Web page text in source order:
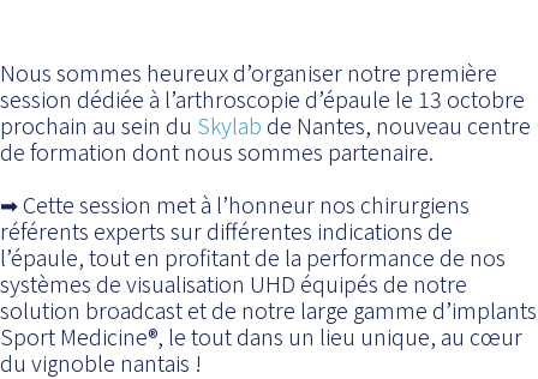
Nous sommes heureux d’organiser notre première
session dédiée à l’arthroscopie d’épaule le 13 octobre
prochain au sein du Skylab de Nantes, nouveau centre
de formation dont nous sommes partenaire.
➡ Cette session met à l’honneur nos chirurgiens
référents experts sur différentes indications de
l’épaule, tout en profitant de la performance de nos
systèmes de visualisation UHD équipés de notre
solution broadcast et de notre large gamme d’implants
Sport Medicine®, le tout dans un lieu unique, au cœur
du vignoble nantais !